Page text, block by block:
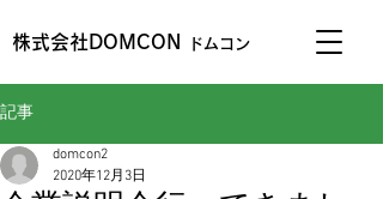
株式会社DOMCON ドムコン
記事
domcon2
2020年12月3日